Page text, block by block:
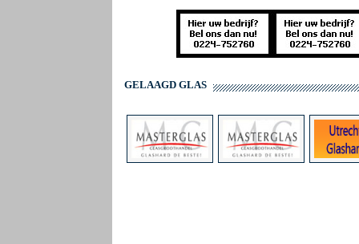
GELAAGD GLAS